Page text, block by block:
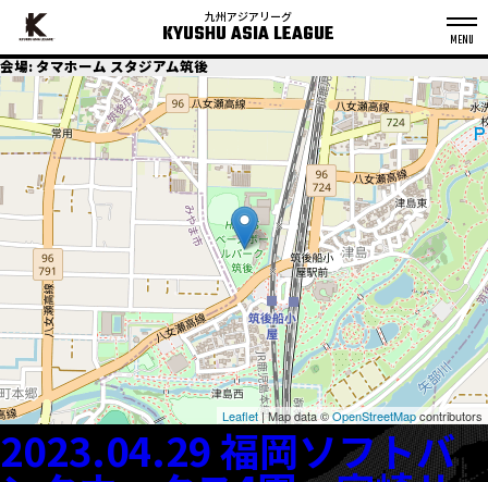
S
k
p
c
o
n
九州アジアリーグ
KYUSHU ASIA LEAGUE
会場:タマホーム スタジアム筑後
Leaflet| Map data ©OpenStreetMapcontributors
2023.04.29 福岡ソフトバ